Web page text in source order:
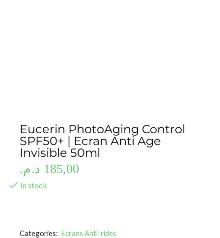
Eucerin PhotoAging Control
SPF50+ | Ecran Anti Age
Invisible 50ml
185,00 د.م.
In stock
Categories: Ecrans Anti-rides